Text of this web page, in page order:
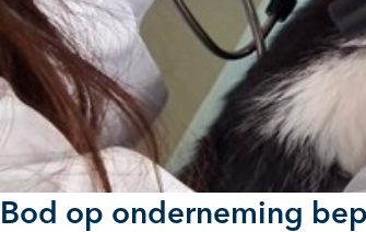
Bod op onderneming